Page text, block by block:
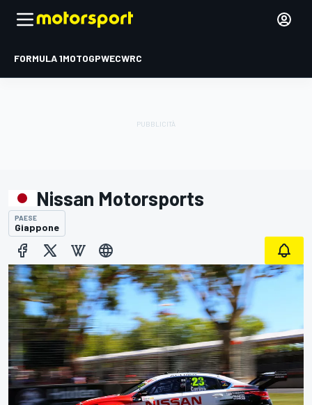
FORMULA 1MOTOGPWECWRC
Nissan Motorsports
PAESE
Giappone